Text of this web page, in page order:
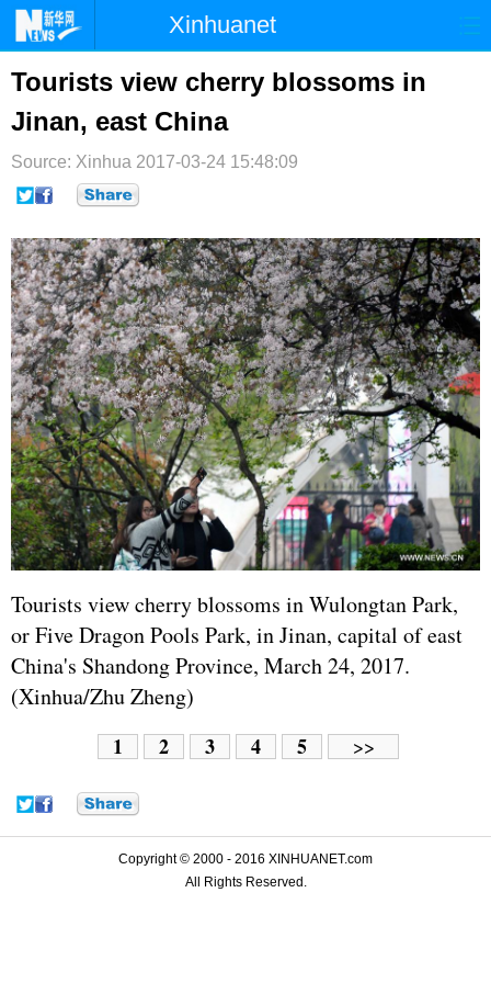
Xinhuanet
首页 时政 国际
台湾 财经
纪检 体育 科技
文娱
博客 微博
Tourists view cherry blossoms in
Jinan, east China
Source: Xinhua 2017-03-24 15:48:09
Tourists view cherry blossoms in Wulongtan Park,
or Five Dragon Pools Park, in Jinan, capital of east
China's Shandong Province, March 24, 2017.
(Xinhua/Zhu Zheng)
1 2 3 4 5 >>
Copyright © 2000 - 2016 XINHUANET.com
All Rights Reserved.